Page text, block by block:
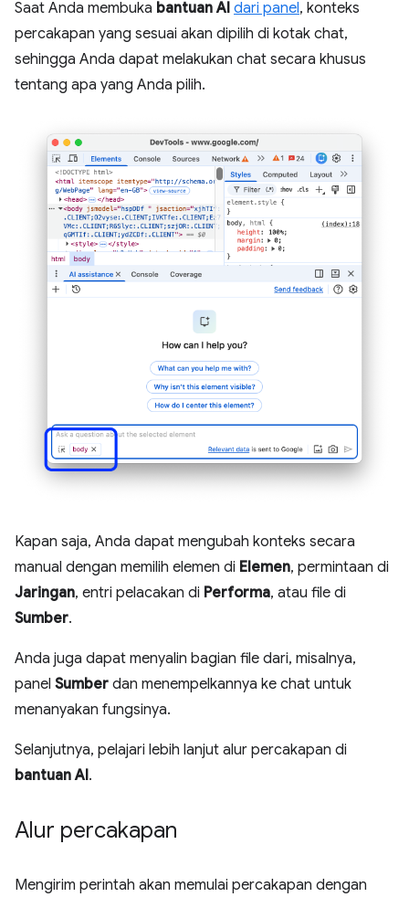
Saat Anda membuka bantuan AI dari panel, konteks
percakapan yang sesuai akan dipilih di kotak chat,
sehingga Anda dapat melakukan chat secara khusus
tentang apa yang Anda pilih.
Kapan saja, Anda dapat mengubah konteks secara
manual dengan memilih elemen di Elemen, permintaan di
Jaringan, entri pelacakan di Performa, atau file di
Sumber.
Anda juga dapat menyalin bagian file dari, misalnya,
panel Sumber dan menempelkannya ke chat untuk
menanyakan fungsinya.
Selanjutnya, pelajari lebih lanjut alur percakapan di
bantuan AI.
Alur percakapan
Mengirim perintah akan memulai percakapan dengan